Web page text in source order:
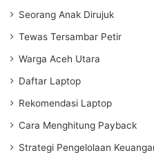
Seorang Anak Dirujuk
Tewas Tersambar Petir
Warga Aceh Utara
Daftar Laptop
Rekomendasi Laptop
Cara Menghitung Payback
Strategi Pengelolaan